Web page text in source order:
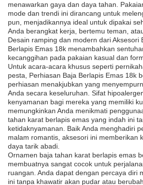
menawarkan gaya dan daya tahan.
mode dan trendi ini dirancang untuk
pun, menjadikannya ideal untuk dipakai
Anda berangkat kerja, bertemu teman,
Desain ramping dan modern dari Aksesori
Berlapis Emas 18k menambahkan
kecanggihan pada pakaian kasual dan
Untuk acara-acara khusus seperti
pesta, Perhiasan Baja Berlapis Emas 18k
perhiasan menakjubkan yang
Anda secara keseluruhan. Sifat
kenyamanan bagi mereka yang memiliki
memungkinkan Anda menikmati
tahan karat berlapis emas yang indah ini
ketidaknyamanan. Baik Anda menghadiri
malam romantis, aksesori ini memberikan
daya tarik abadi.
Ornamen baja tahan karat berlapis emas
membuatnya sangat cocok untuk
ruangan. Anda dapat dengan percaya diri
ini tanpa khawatir akan pudar atau